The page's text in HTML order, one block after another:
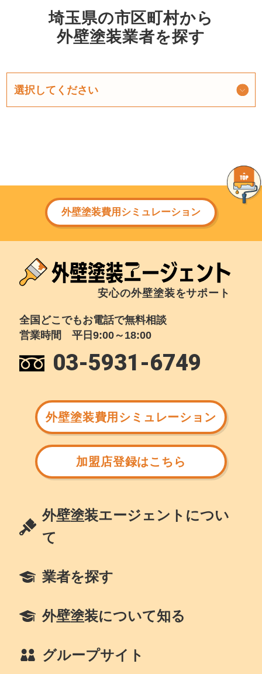
埼玉県の市区町村から
外壁塗装業者を探す
外壁塗装費用シミュレーション
安心の外壁塗装をサポート
全国どこでもお電話で無料相談
営業時間 平日9:00～18:00
03-5931-6749
外壁塗装費用シミュレーション
加盟店登録はこちら
外壁塗装エージェントについ
て
業者を探す
外壁塗装について知る
グループサイト